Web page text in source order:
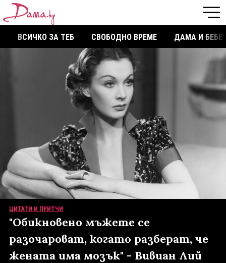
ВСИЧКО ЗА ТЕБ СВОБОДНО ВРЕМЕ ДАМА И БЕБЕ
ЦИТАТИ И ПРИТЧИ
"Обикновено мъжете се
разочароват, когато разберат, че
жената има мозък" - Вивиан Лий